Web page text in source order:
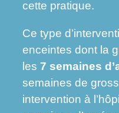
cette pratique.
Ce type
enceintes dont la
les7 semaines
semaines de
intervention à